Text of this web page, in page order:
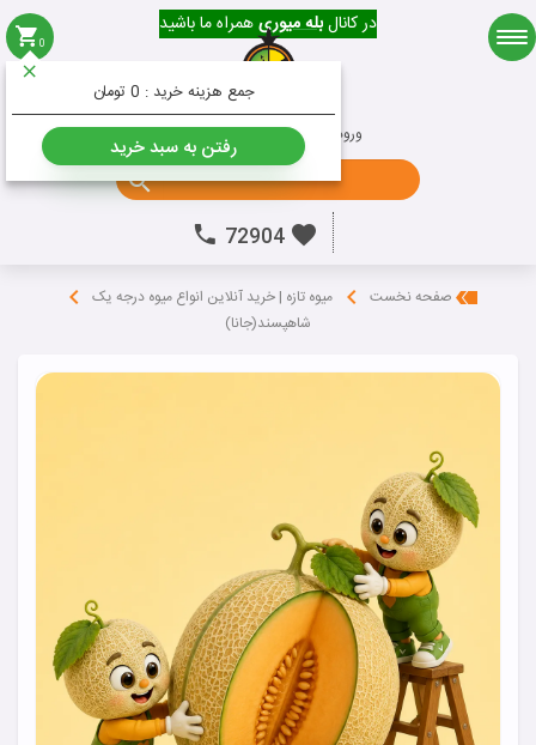
میوه
در کانالبله میوریهمراه ما باشید
ورود به حساب کاربری ثبت نام
0
جمع هزینه خرید :
رفتن به سبد خرید
72904
صفحه نخست
میوه تازه | خرید آنلاین انواع میوه درجه یک
شاهپسند(جانا)